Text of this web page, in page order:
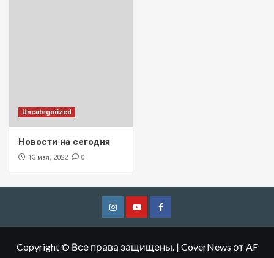
Uncategorized
Новости на сегодня
13 мая, 2022 0
Copyright © Все права защищены. | CoverNews от AF